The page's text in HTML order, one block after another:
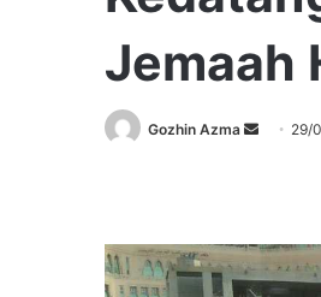
Jemaah
Gozhin Azma
Send 29/